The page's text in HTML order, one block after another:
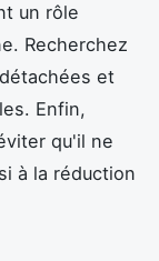
un rôle
Recherchez
et
Enfin,
qu'il ne
à la réduction